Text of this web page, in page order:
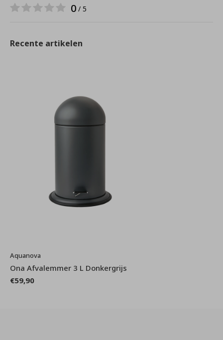
0 / 5
Recente artikelen
Aquanova
Ona Afvalemmer 3 L Donkergrijs
€59,90